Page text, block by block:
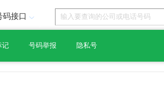
码接口
记 号码举报 隐私号